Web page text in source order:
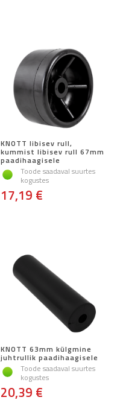
KNOTT libisev rull,
kummist libisev rull 67mm
paadihaagisele
Toode saadaval suurtes
kogustes
17,19 €
KNOTT 63mm külgmine
juhtrullik paadihaagisele
Toode saadaval suurtes
kogustes
20,39 €